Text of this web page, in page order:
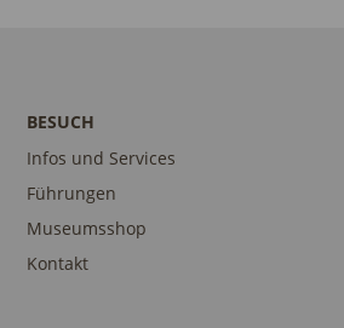
BESUCH
Infos und Services
Führungen
Museumsshop
Kontakt